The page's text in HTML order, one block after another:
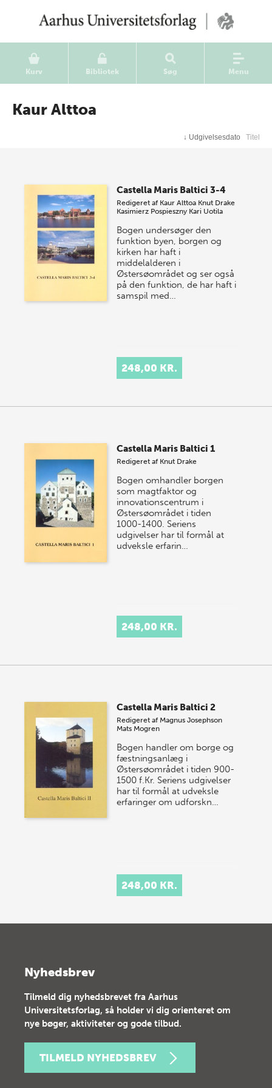
Kurv Bibliotek Søg Menu
Kaur Alttoa
↓ Udgivelsesdato Titel
Castella Maris Baltici 3-4
Redigeret af Kaur Alttoa Knut Drake
Kasimierz Pospieszny Kari Uotila
Bogen undersøger den
funktion byen, borgen og
kirken har haft i
middelalderen i
Østersøområdet og ser også
på den funktion, de har haft i
samspil med…
248,00 KR.
Castella Maris Baltici 1
Redigeret af Knut Drake
Bogen omhandler borgen
som magtfaktor og
innovationscentrum i
Østersøområdet i tiden
1000-1400. Seriens
udgivelser har til formål at
udveksle erfarin…
248,00 KR.
Castella Maris Baltici 2
Redigeret af Magnus Josephson
Mats Mogren
Bogen handler om borge og
fæstningsanlæg i
Østersøområdet i tiden 900-
1500 f.Kr. Seriens udgivelser
har til formål at udveksle
erfaringer om udforskn…
248,00 KR.
Nyhedsbrev
Tilmeld dig nyhedsbrevet fra Aarhus
Universitetsforlag, så holder vi dig orienteret om
nye bøger, aktiviteter og gode tilbud.
TILMELD NYHEDSBREV